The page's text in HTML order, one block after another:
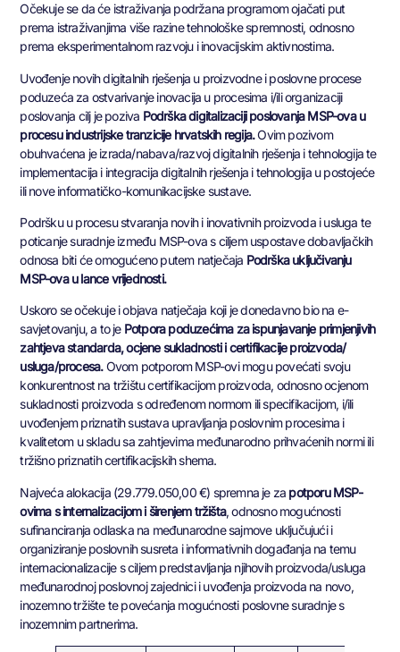
Očekuje se da će istraživanja podržana programom ojačati put
prema istraživanjima više razine tehnološke spremnosti, odnosno
prema eksperimentalnom razvoju i inovacijskim aktivnostima.
Uvođenje novih digitalnih rješenja u proizvodne i poslovne procese
poduzeća za ostvarivanje inovacija u procesima i/ili organizaciji
poslovanja cilj je poziva Podrška digitalizaciji poslovanja MSP-ova u
procesu industrijske tranzicije hrvatskih regija.Ovim pozivom
obuhvaćena je izrada/nabava/razvoj digitalnih rješenja i tehnologija te
implementacija i integracija digitalnih rješenja i tehnologija u postojeće
ili nove informatičko-komunikacijske sustave.
Podršku u procesu stvaranja novih i inovativnih proizvoda i usluga te
poticanje suradnje između MSP-ova s ciljem uspostave dobavljačkih
odnosa biti će omogućeno putem natječaja Podrška uključivanju
MSP-ova u lance vrijednosti.
Uskoro se očekuje i objava natječaja koji je donedavno bio na e-
savjetovanju, a to je Potpora poduzećima za ispunjavanje primjenjivih
zahtjeva standarda, ocjene sukladnosti i certifikacije proizvoda/
usluga/procesa.Ovom potporom MSP-ovi mogu povećati svoju
konkurentnost na tržištu certifikacijom proizvoda, odnosno ocjenom
sukladnosti proizvoda s određenom normom ili specifikacijom, i/ili
uvođenjem priznatih sustava upravljanja poslovnim procesima i
kvalitetom u skladu sa zahtjevima međunarodno prihvaćenih normi ili
tržišno priznatih certifikacijskih shema.
Najveća alokacija (29.779.050,00 €) spremna je za potporu MSP-
ovima s internalizacijom i širenjem tržišta, odnosno mogućnosti
sufinanciranja odlaska na međunarodne sajmove uključujući i
organiziranje poslovnih susreta i informativnih događanja na temu
internacionalizacije s ciljem predstavljanja njihovih proizvoda/usluga
međunarodnoj poslovnoj zajednici i uvođenja proizvoda na novo,
inozemno tržište te povećanja mogućnosti poslovne suradnje s
inozemnim partnerima.